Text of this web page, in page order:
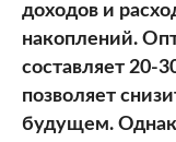
доходов и
накоплений.
составляет 20-
позволяет
будущем.